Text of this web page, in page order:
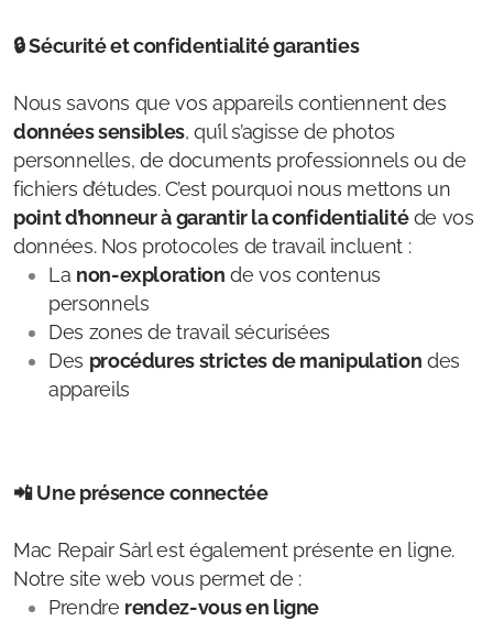
🔒 Sécurité et confidentialité garanties
Nous savons que vos appareils contiennent des
données sensibles, qu’il s’agisse de photos
personnelles, de documents professionnels ou de
fichiers d’études. C’est pourquoi nous mettons un
point d’honneur à garantir la confidentialitéde vos
données. Nos protocoles de travail incluent :
La non-exploration de vos contenus
personnels
Des zones de travail sécurisées
Des procédures strictes de manipulation des
appareils
📲 Une présence connectée
Mac Repair Sàrl est également présente en ligne.
Notre site web vous permet de :
Prendre rendez-vous en ligne